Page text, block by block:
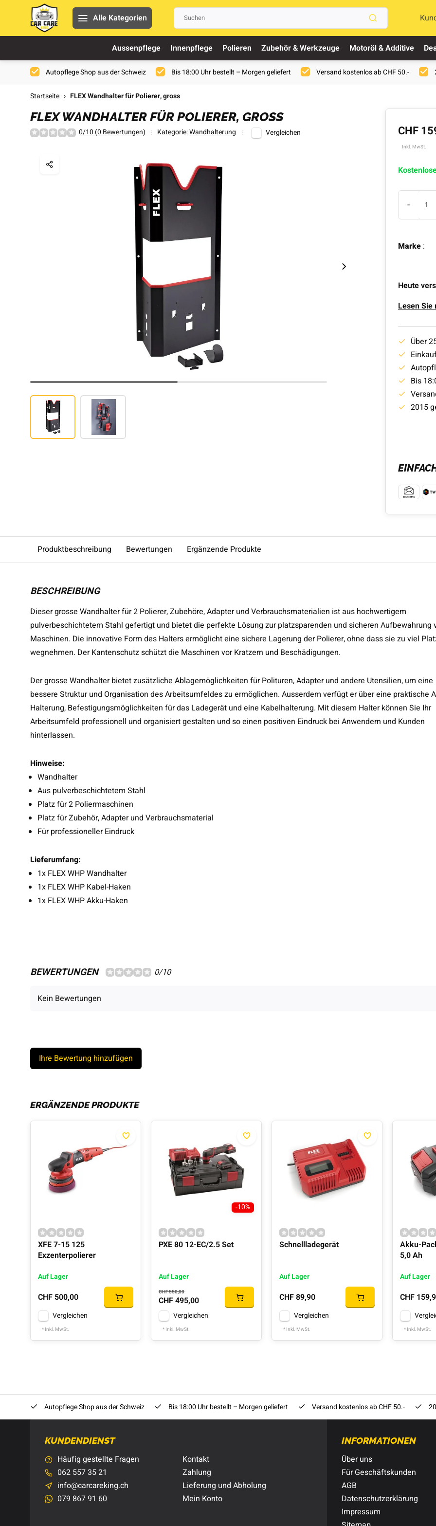
Alle Kategorien
Aussenpflege Innenpflege Polieren Zubehör & Werkzeuge Motoröl & Additive
Autopflege Shop aus der Schweiz Bis 18:00 Uhr bestellt – Morgen geliefert Versand kostenlos ab CHF 50.-
Startseite FLEX Wandhalter für Polierer, gross
FLEX WANDHALTER FÜR POLIERER, GROSS
0/10 (0 Bewertungen) Kategorie:Wandhalterung Vergleichen CHF
Inkl. MwSt.
-
Marke :
Heute
Lesen Sie
Über
Bis
2015
Produktbeschreibung Bewertungen Ergänzende Produkte
BESCHREIBUNG
Dieser grosse Wandhalter für 2 Polierer, Zubehöre, Adapter und Verbrauchsmaterialien ist aus hochwertigem
pulverbeschichtetem Stahl gefertigt und bietet die perfekte Lösung zur platzsparenden und sicheren Aufbewahrung
Maschinen. Die innovative Form des Halters ermöglicht eine sichere Lagerung der Polierer, ohne dass sie zu viel
wegnehmen. Der Kantenschutz schützt die Maschinen vor Kratzern und Beschädigungen.
Der grosse Wandhalter bietet zusätzliche Ablagemöglichkeiten für Polituren, Adapter und andere Utensilien, um eine
bessere Struktur und Organisation des Arbeitsumfeldes zu ermöglichen. Ausserdem verfügt er über eine praktische
Halterung, Befestigungsmöglichkeiten für das Ladegerät und eine Kabelhalterung. Mit diesem Halter können Sie Ihr
Arbeitsumfeld professionell und organisiert gestalten und so einen positiven Eindruck bei Anwendern und Kunden
hinterlassen.
Hinweise:
Wandhalter
Aus pulverbeschichtetem Stahl
Platz für 2 Poliermaschinen
Platz für Zubehör, Adapter und Verbrauchsmaterial
Für professioneller Eindruck
Lieferumfang:
1x FLEX WHP Wandhalter
1x FLEX WHP Kabel-Haken
1x FLEX WHP Akku-Haken
BEWERTUNGEN 0/10
Kein Bewertungen
Ihre Bewertung hinzufügen
ERGÄNZENDE PRODUKTE
XFE 7-15 125
Exzenterpolierer
Auf Lager
CHF 500,00
Vergleichen
* Inkl. MwSt.
-10%
PXE 80 12-EC/2.5 Set
Auf Lager
CHF 550,00
CHF 495,00
Vergleichen
* Inkl. MwSt.
Schnellladegerät
Auf Lager
CHF 89,90
Vergleichen
* Inkl. MwSt.
Akku-
5,0 Ah
Auf Lager
CHF
* Inkl. MwSt.
Autopflege Shop aus der Schweiz Bis 18:00 Uhr bestellt – Morgen geliefert Versand kostenlos ab CHF 50.-
KUNDENDIENST
Häufig gestellte Fragen
062 557 35 21
info@carcareking.ch
079 867 91 60
Kontakt
Zahlung
Lieferung und Abholung
Mein Konto
INFORMATIONEN
Über uns
Für Geschäftskunden
AGB
Datenschutzerklärung
Impressum